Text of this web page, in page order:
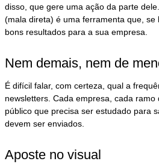
disso, que gere uma ação da parte
(mala direta) é uma ferramenta que,
bons resultados para a sua empresa.
Nem demais, nem de
É difícil falar, com certeza, qual a
newsletters. Cada empresa, cada
público que precisa ser estudado para
devem ser enviados.
Aposte no visual